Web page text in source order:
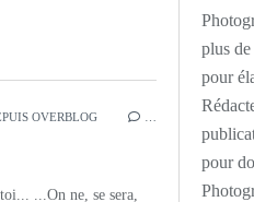
OVERBLOG
...On ne, se sera,
plus
pour
pour